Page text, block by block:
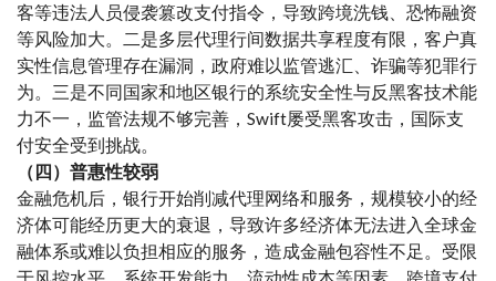
客等违法人员侵袭篡改支付指令，导致跨境洗钱、恐怖融资
等风险加大。二是多层代理行间数据共享程度有限，客户真
实性信息管理存在漏洞，政府难以监管逃汇、诈骗等犯罪行
为。三是不同国家和地区银行的系统安全性与反黑客技术能
力不一，监管法规不够完善，Swift屡受黑客攻击，国际支
付安全受到挑战。
（四）普惠性较弱
金融危机后，银行开始削减代理网络和服务，规模较小的经
济体可能经历更大的衰退，导致许多经济体无法进入全球金
融体系或难以负担相应的服务，造成金融包容性不足。受限